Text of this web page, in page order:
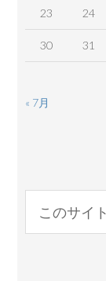
23 24
30 31
« 7月